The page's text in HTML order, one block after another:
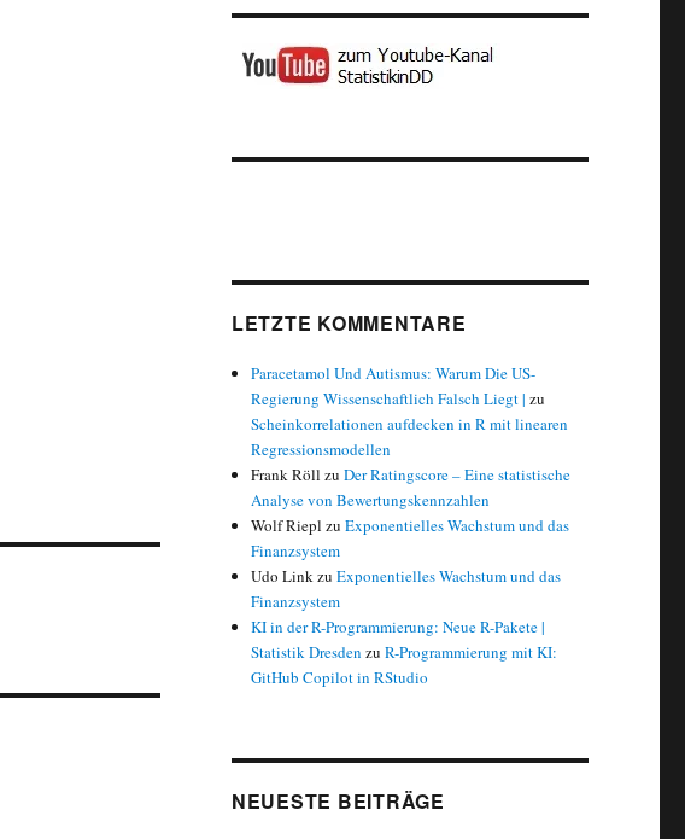
LETZTE KOMMENTARE
Paracetamol Und Autismus: Warum Die US-
Regierung Wissenschaftlich Falsch Liegt | zu
Scheinkorrelationen aufdecken in R mit linearen
Regressionsmodellen
Frank Röll zuDer Ratingscore – Eine statistische
Analyse von Bewertungskennzahlen
Wolf Riepl zuExponentielles Wachstum und das
Finanzsystem
Udo LinkzuExponentielles Wachstum und das
Finanzsystem
KI in der R-Programmierung: Neue R-Pakete |
Statistik Dresden zuR-Programmierung mit KI:
GitHub Copilot in RStudio
NEUESTE BEITRÄGE